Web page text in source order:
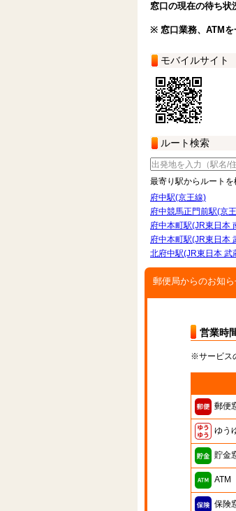
窓口の現在の待ち状
※ 窓口業務、ATMを
モバイルサイト
ルート検索
最寄り駅からルートを
府中駅(京王線)
府中競馬正門前駅(京
府中本町駅(JR東日本
府中本町駅(JR東日本
北府中駅(JR東日本 武
郵便局からのお知
営業時
※サービス
郵便
ゆう
貯金
ATM
保険